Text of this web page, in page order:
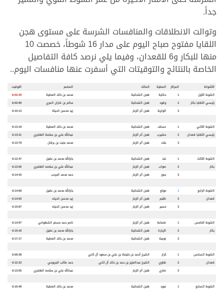
جداً.
وتوالت الانطلاقات والمنافسات الشرسة على مستوى هجن
اللقايا مفتوح صباح اليوم على مدار 16 شوطاً، خصصت 10
منها للبكار و6 للقعدان، وفيما يلي نرصد كافة التفاصيل
الخاصة بالنتائج والتوقيتات التي أسفرت عنها منافسات اليوم..
الأشواط المراكز المطية المالك المضمر
التوقيت
الشوط الأول
1 حكاية هجن الشحانية محمد بن خالد العطية
6:02:29
رئيسي اللقايا بكار
2 وقود هجن الشحانية سالم بن فاران المري
6:02:99
3
الوارية هجن أم الزبار زيد محسن انديلة 6:10:13
الشوط الثاني 1 عساف هجن الشحانية محمد بن خالد العطية
6:13:19
رئيسي اللقايا قعدان
2 مشيرب هجن أم الزبار عبدالله علي بن سلامة الهاجري
6:13:21
3
جلاد هجن أم الزبار محمد بخيت بن برقان 6:13:79
الشوط الثالث 1 غند هجن الشحانية جارالله محمد بن عقيل
6:12:47
بكار
2 صواب هجن أم الزبار عبدالله علي بن سلامه الهاجري
6:13:05
3
بحور هجن أم الزبار حمد محمد الجرحب 6:14:43
الشوط الرابع 1 مولع هجن الشحانية جارالله محمد بن عقيل
6:14:69
قعدان
2 ظليم هجن أم الزبار زيد محسن انديله
6:14:93
3
مسير هجن أم الزبار زيد محسن انديله 6:15:87
الشوط الخامس 1 طماعة هجن أم الزبار ناصر حمد مسفر الشهواني
6:14:97
بكار
2 الزبارة هجن الشحانية جارالله محمد بن عقيل
6:15:43
3
نوعية هجن الشحانية محمد بن خالد العطية 6:17:17
الشوط السادس 1 كرار الشيخ أحمد بن خليفة بن علي بن سعود آل ثاني
6:09:39
قعدان
2 هاوي الشيخ عبدالعزيز بن حمد بن خالد آل ثاني حمد طالب الجربوعي
6:12:23
3
ضاري هجن أم الزبار عبدالله علي بن سلامه الهاجري 6:13:05
الشوط السابع 1 نجود هجن الشحانية محمد بن خالد العطية
6:10:49